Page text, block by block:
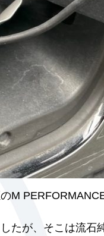
M
たが、そこは流石